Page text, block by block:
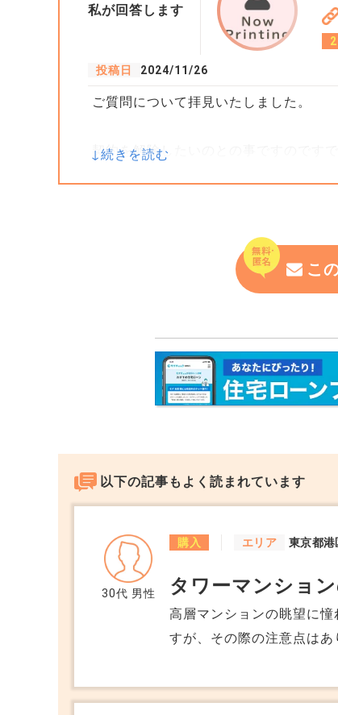
私が回答します
投稿日 2024/11/26
ご質問について拝見いたしました。
契約を解除したいのとの事ですのです
る可能性が高いかと思います。
今一度重要事項説明書をご確認くださ
こ
以下の記事もよく読まれています
30代 男性
購入 エリア 東京都港
タワーマンショ
高層マンションの眺望に
すが、その際の注意点はあ